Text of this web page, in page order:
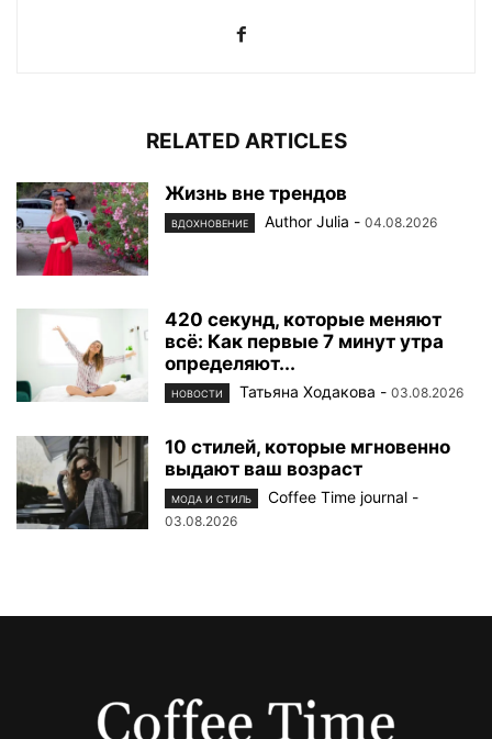
RELATED ARTICLES
Жизнь вне трендов
ВДОХНОВЕНИЕ Author Julia - 04.08.2026
420 секунд, которые меняют
всё: Как первые 7 минут утра
определяют...
НОВОСТИ Татьяна Ходакова - 03.08.2026
10 стилей, которые мгновенно
выдают ваш возраст
МОДА И СТИЛЬ Coffee Time journal -
03.08.2026